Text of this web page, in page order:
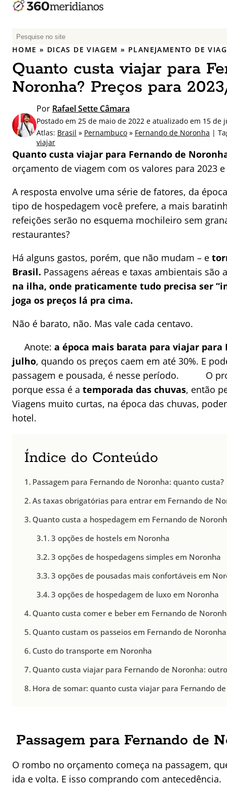
P
e
q
u
i
a
r
o
r
HOME » DICAS DE VIAGEM » PLANEJAMENTO DE
Quanto custa viajar para
Noronha? Preços para
Por Rafael Sette Câmara
Postado em 25 de maio de 2022 e atualizado em 15 de
Atlas: Brasil » Pernambuco » Fernando de Noronha |
viajar
Quanto custa viajar para Fernando de
orçamento de viagem com os valores para 2023 e
A resposta envolve uma série de fatores, da
tipo de hospedagem você prefere, a mais
refeições serão no esquema mochileiro sem
restaurantes?
Há alguns gastos, porém, que não mudam – e
Brasil. Passagens aéreas e taxas ambientais são
na ilha, onde praticamente tudo precisa ser
joga os preços lá pra cima.
Não é barato, não. Mas vale cada centavo.
Anote: a época mais barata para viajar
julho, quando os preços caem em até 30%. E
passagem e pousada, é nesse período.
O
porque essa é a temporada das chuvas, então
Viagens muito curtas, na época das chuvas,
hotel.
Índice do Conteúdo
Passagem para Fernando de Noronha: quanto custa?
As taxas obrigatórias para entrar em Fernando de
Quanto custa a hospedagem em Fernando de
3 opções de hostels em Noronha
3 opções de hospedagens simples em Noronha
3 opções de pousadas mais confortáveis em
3 opções de hospedagem de luxo em Noronha
Quanto custa comer e beber em Fernando de
Quanto custam os passeios em Fernando de Noronha
Custo do transporte em Noronha
Quanto custa viajar para Fernando de Noronha:
Hora de somar: quanto custa viajar para Fernando
Passagem para Fernando de
O rombo no orçamento começa na passagem,
ida e volta. E isso comprando com antecedência.